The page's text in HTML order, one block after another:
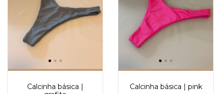
Calcinha básica |
Calcinha básica | pink